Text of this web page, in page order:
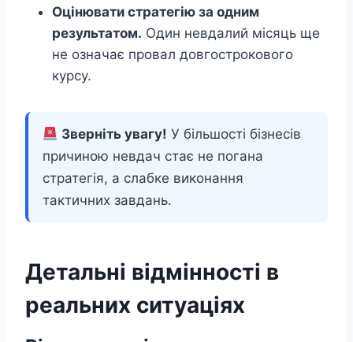
Оцінювати стратегію за одним
результатом. Один невдалий місяць ще
не означає провал довгострокового
курсу.
Зверніть увагу! У більшості бізнесів
причиною невдач стає не погана
стратегія, а слабке виконання
тактичних завдань.
Детальні відмінності в
реальних ситуаціях